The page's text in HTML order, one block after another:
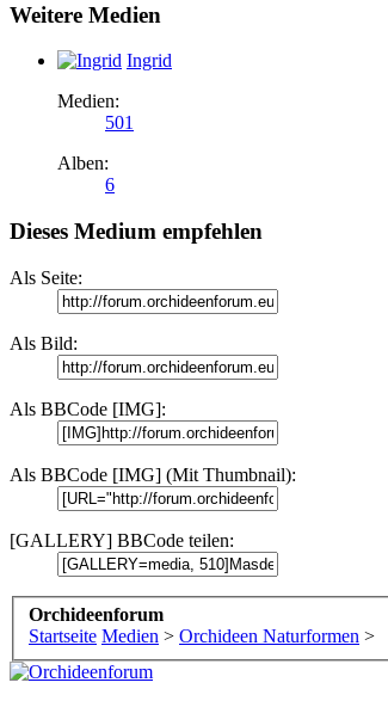
Weitere Medien
Ingrid
Medien:
501
Alben:
6
Dieses Medium empfehlen
Als Seite:
Als Bild:
Als BBCode [IMG]:
Als BBCode [IMG] (Mit Thumbnail):
[GALLERY] BBCode teilen:
Orchideenforum
Startseite Medien > Orchideen Naturformen >